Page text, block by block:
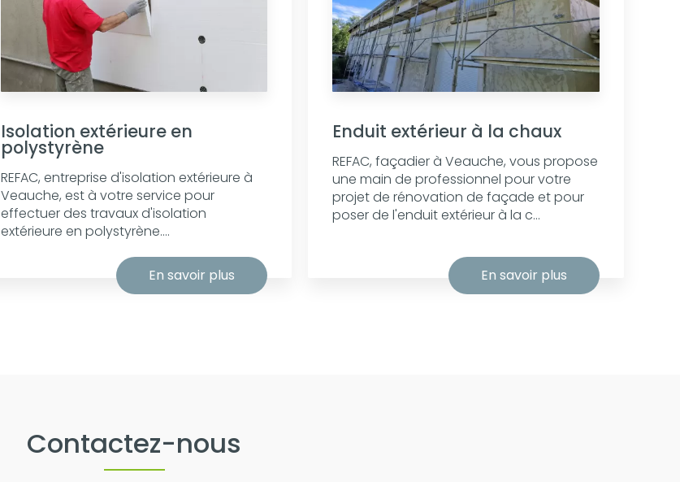
Isolation extérieure en
polystyrène
REFAC, entreprise d'isolation extérieure à
Veauche, est à votre service pour
effectuer des travaux d'isolation
extérieure en polystyrène....
En savoir plus
Enduit extérieur à la chaux
REFAC, façadier à Veauche, vous propose
une main de professionnel pour votre
projet de rénovation de façade et pour
poser de l'enduit extérieur à la c...
En savoir plus
Contactez-nous